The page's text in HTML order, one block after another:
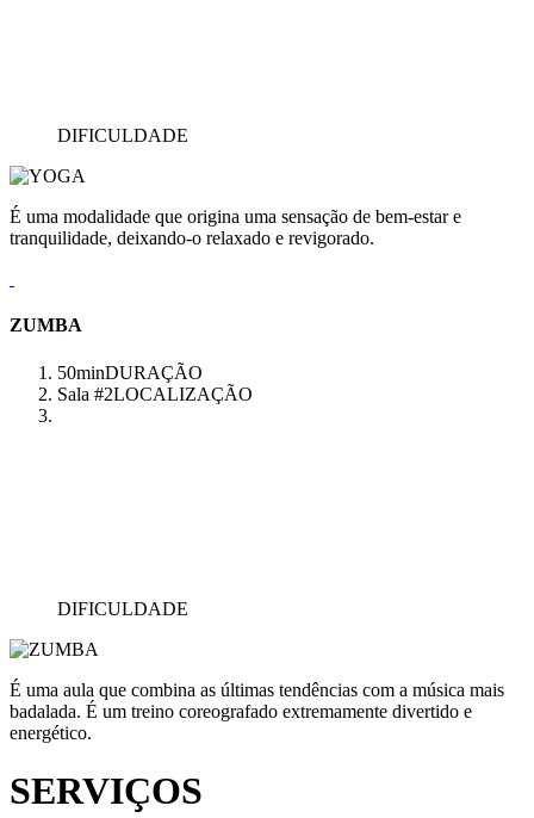
DIFICULDADE
É uma modalidade que origina uma sensação de bem-estar e
tranquilidade, deixando-o relaxado e revigorado.
ZUMBA
50minDURAÇÃO
Sala #2LOCALIZAÇÃO
DIFICULDADE
É uma aula que combina as últimas tendências com a música mais
badalada. É um treino coreografado extremamente divertido e
energético.
SERVIÇOS